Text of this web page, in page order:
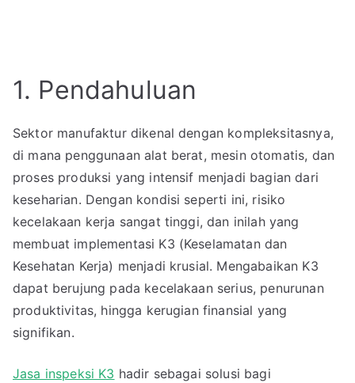
1. Pendahuluan
Sektor manufaktur dikenal dengan kompleksitasnya,
di mana penggunaan alat berat, mesin otomatis, dan
proses produksi yang intensif menjadi bagian dari
keseharian. Dengan kondisi seperti ini, risiko
kecelakaan kerja sangat tinggi, dan inilah yang
membuat implementasi K3 (Keselamatan dan
Kesehatan Kerja) menjadi krusial. Mengabaikan K3
dapat berujung pada kecelakaan serius, penurunan
produktivitas, hingga kerugian finansial yang
signifikan.
Jasa inspeksi K3 hadir sebagai solusi bagi